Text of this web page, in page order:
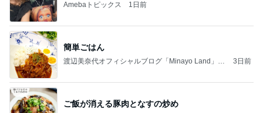
Amebaトピックス 1日前
簡単ごはん
渡辺美奈代オフィシャルブログ「Minayo Land」P
3日前
ご飯が消える豚肉となすの炒め